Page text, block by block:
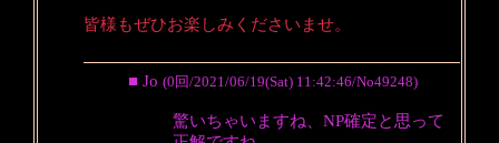
皆様もぜひお楽しみくださいませ。
■ Jo (0回/2021/06/19(Sat) 11:42:46/No49248)
驚いちゃいますね、NP確定と思って